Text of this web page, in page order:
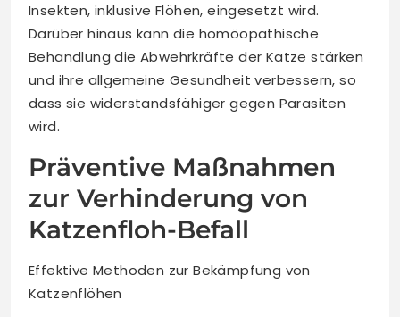
Insekten, inklusive Flöhen, eingesetzt wird.
Darüber hinaus kann die homöopathische
Behandlung die Abwehrkräfte der Katze stärken
und ihre allgemeine Gesundheit verbessern, so
dass sie widerstandsfähiger gegen Parasiten
wird.
Präventive Maßnahmen
zur Verhinderung von
Katzenfloh-Befall
Effektive Methoden zur Bekämpfung von
Katzenflöhen